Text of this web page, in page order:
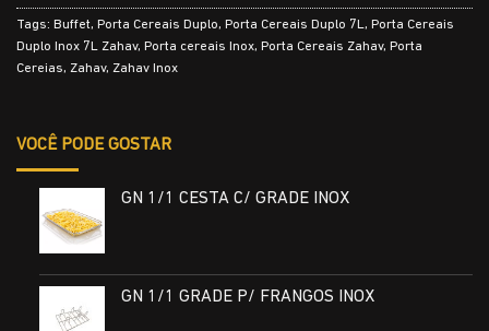
Tags: Buffet, Porta Cereais Duplo, Porta Cereais Duplo 7L, Porta Cereais
Duplo Inox 7L Zahav, Porta cereais Inox, Porta Cereais Zahav, Porta
Cereias, Zahav, Zahav Inox
VOCÊ PODE GOSTAR
GN 1/1 CESTA C/ GRADE INOX
GN 1/1 GRADE P/ FRANGOS INOX